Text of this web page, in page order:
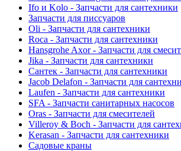
Ifo и Kolo - Запчасти для сантехники
Запчасти для писсуаров
Oli - Запчасти для сантехники
Roca - Запчасти для сантехники
Hansgrohe Axor - Запчасти для
Jika - Запчасти для сантехники
Сантек - Запчасти для сантехники
Jacob Delafon - Запчасти для
Laufen - Запчасти для сантехники
SFA - Запчасти санитарных насосов
Oras - Запчасти для смесителей
Villeroy & Boch - Запчасти для
Kerasan - Запчасти для сантехники
Садовые краны